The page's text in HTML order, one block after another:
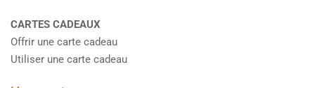
CARTES CADEAUX
Offrir une carte cadeau
Utiliser une carte cadeau